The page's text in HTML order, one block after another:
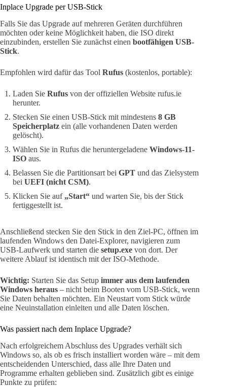
Inplace Upgrade per USB-Stick
Falls Sie das Upgrade auf mehreren Geräten durchführen
möchten oder keine Möglichkeit haben, die ISO direkt
einzubinden, erstellen Sie zunächst einen bootfähigen USB-
Stick.
Empfohlen wird dafür das Tool Rufus (kostenlos, portable):
Laden Sie Rufus von der offiziellen Website rufus.ie
herunter.
Stecken Sie einen USB-Stick mit mindestens 8 GB
Speicherplatz ein (alle vorhandenen Daten werden
gelöscht).
Wählen Sie in Rufus die heruntergeladene Windows-11-
ISO aus.
Belassen Sie die Partitionsart bei GPT und das Zielsystem
bei UEFI (nicht CSM).
Klicken Sie auf „Start“ und warten Sie, bis der Stick
fertiggestellt ist.
Anschließend stecken Sie den Stick in den Ziel-PC, öffnen im
laufenden Windows den Datei-Explorer, navigieren zum
USB-Laufwerk und starten die setup.exe von dort. Der
weitere Ablauf ist identisch mit der ISO-Methode.
Wichtig: Starten Sie das Setup immer aus dem laufenden
Windows heraus – nicht beim Booten vom USB-Stick, wenn
Sie Daten behalten möchten. Ein Neustart vom Stick würde
eine Neuinstallation einleiten und alle Daten löschen.
Was passiert nach dem Inplace Upgrade?
Nach erfolgreichem Abschluss des Upgrades verhält sich
Windows so, als ob es frisch installiert worden wäre – mit dem
entscheidenden Unterschied, dass alle Ihre Daten und
Programme erhalten geblieben sind. Zusätzlich gibt es einige
Punkte zu prüfen: